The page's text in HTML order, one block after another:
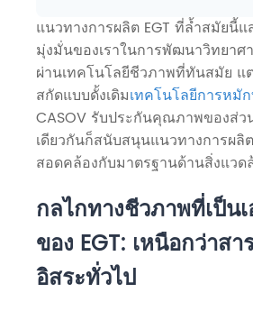
แนวทางการผลิต EGT ที่ล้ำสมัยนี้แ
มุ่งมั่นของเราในการพัฒนาวิทยาศ
ผ่านเทคโนโลยีชีวภาพที่ทันสมัย ​​แ
สกัดแบบดั้งเดิมเทคโนโลยีการหมั
CASOV รับประกันคุณภาพของส่
เดียวกันก็สนับสนุนแนวทางการผลิ
สอดคล้องกับมาตรฐานด้านสิ่งแว
กลไกทางชีวภาพที่เป็น
ของ EGT: เหนือกว่าส
อิสระทั่วไป